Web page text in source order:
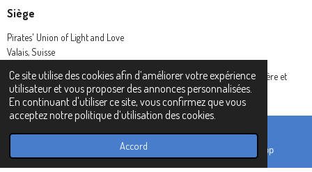
Ce site utilise des cookies afin d’améliorer votre expérience
utilisateur et vous proposer des annonces personnalisées.
En continuant d'utiliser ce site, vous confirmez que vous
acceptez notre politique d’utilisation des cookies.
Accord
Siège
Pirates' Union of Light and Love
Valais, Suisse
© 2024 Pirates' Union of Light and Love - L' Union des Pirates de lumière et
amour (P.U.L.L.)
TikTok WhatsApp